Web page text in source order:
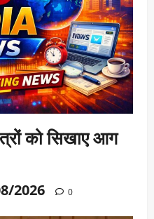
को सिखाए आग
2026 0